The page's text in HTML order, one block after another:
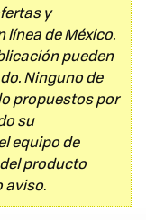
y
de México.
pueden
Ninguno de
propuestos por
su
equipo de
producto
aviso.